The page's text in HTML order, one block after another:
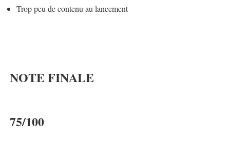
Trop peu de contenu au lancement
NOTE FINALE
75/100